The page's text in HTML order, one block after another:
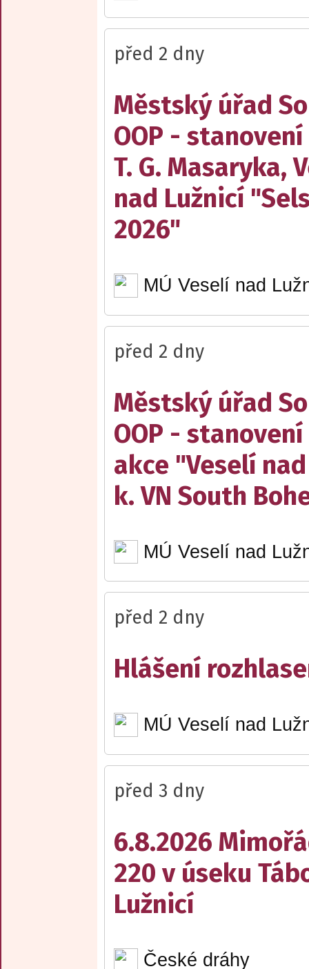
před 2 dny
Městský úřad
OOP -
T. G. Masaryka,
nad Lužnicí
2026"
MÚ Veselí nad
před 2 dny
Městský úřad
OOP -
akce "Veselí
k. VN South
MÚ Veselí nad
před 2 dny
Hlášení
MÚ Veselí nad
před 3 dny
6.8.2026
220 v úseku
Lužnicí
České dráhy